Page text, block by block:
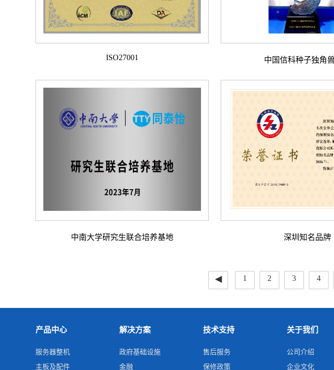
ISO27001 中国信科种子独角
中南大学研究生联合培养基地 深圳知名品牌
◂ 1 2 3 4
产品中心
服务器整机
主板及配件
解决方案
政府基础设施
金融
技术支持
售后服务
保修政策
关于我们
公司介绍
企业文化